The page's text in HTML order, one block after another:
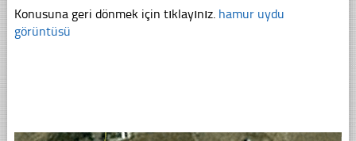
Konusuna geri dönmek için tıklayınız. hamur uydu
görüntüsü